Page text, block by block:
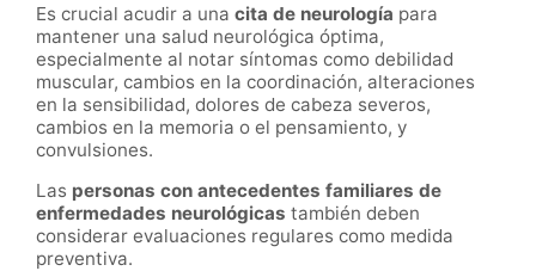
Es crucial acudir a una cita de neurología para
mantener una salud neurológica óptima,
especialmente al notar síntomas como debilidad
muscular, cambios en la coordinación, alteraciones
en la sensibilidad, dolores de cabeza severos,
cambios en la memoria o el pensamiento, y
convulsiones.
Las personas con antecedentes familiares de
enfermedades neurológicas también deben
considerar evaluaciones regulares como medida
preventiva.